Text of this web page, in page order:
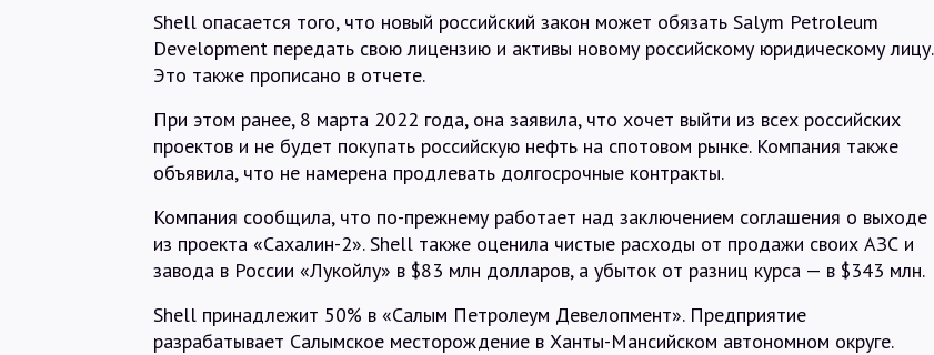
Shell опасается того, что новый российский закон может обязать Salym Petroleum
Development передать свою лицензию и активы новому российскому юридическому лицу.
Это также прописано в отчете.
При этом ранее, 8 марта 2022 года, она заявила, что хочет выйти из всех российских
проектов и не будет покупать российскую нефть на спотовом рынке. Компания также
объявила, что не намерена продлевать долгосрочные контракты.
Компания сообщила, что по-прежнему работает над заключением соглашения о выходе
из проекта «Сахалин-2». Shell также оценила чистые расходы от продажи своих АЗС и
завода в России «Лукойлу» в $83 млн долларов, а убыток от разниц курса — в $343 млн.
Shell принадлежит 50% в «Салым Петролеум Девелопмент». Предприятие
разрабатывает Салымское месторождение в Ханты-Мансийском автономном округе.